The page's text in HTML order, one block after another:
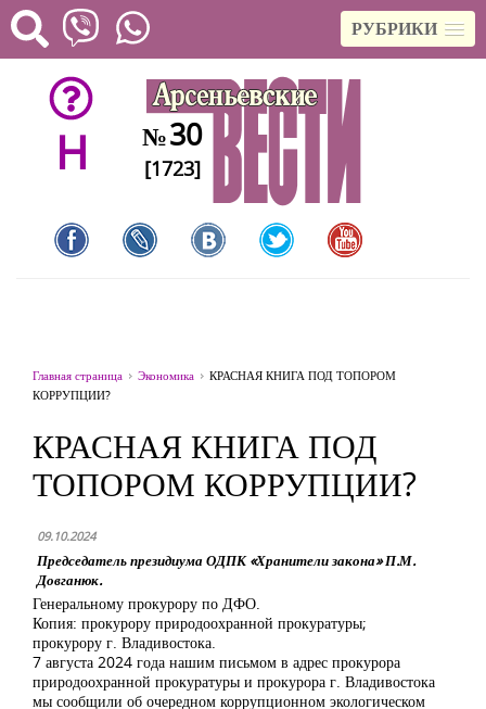
РУБРИКИ
H №30
[1723]
Главная страница Экономика
КРАСНАЯ КНИГА ПОД ТОПОРОМ
КОРРУПЦИИ?
КРАСНАЯ КНИГА ПОД
ТОПОРОМ КОРРУПЦИИ?
09.10.2024
Председатель президиума ОДПК «Хранители закона» П.М.
Довганюк.
Генеральному прокурору по ДФО.
Копия: прокурору природоохранной прокуратуры;
прокурору г. Владивостока.
7 августа 2024 года нашим письмом в адрес прокурора
природоохранной прокуратуры и прокурора г. Владивостока
мы сообщили об очередном коррупционном экологическом